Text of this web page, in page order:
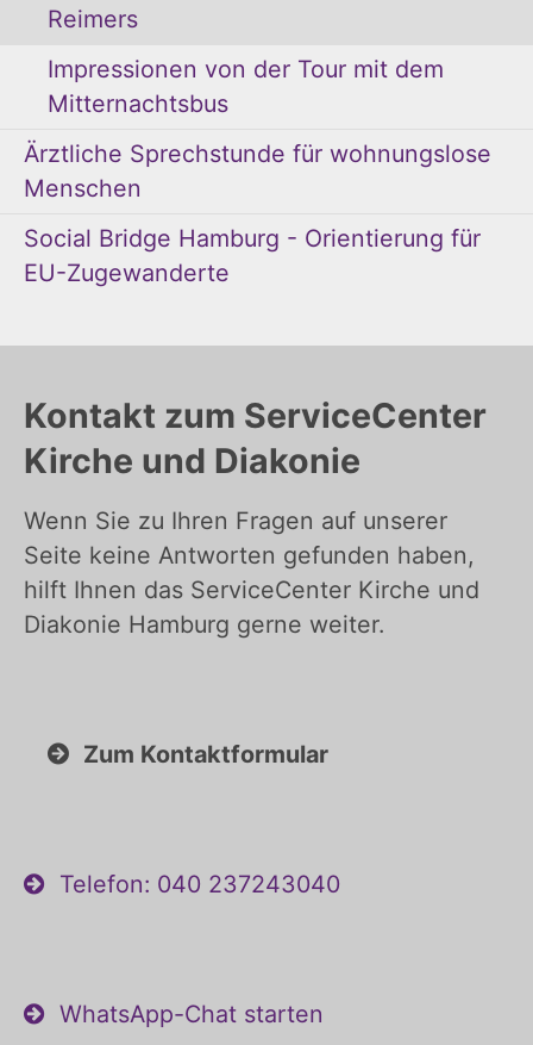
Reimers
Impressionen von der Tour mit dem
Mitternachtsbus
Ärztliche Sprechstunde für wohnungslose
Menschen
Social Bridge Hamburg - Orientierung für
EU-Zugewanderte
Kontakt zum ServiceCenter
Kirche und Diakonie
Wenn Sie zu Ihren Fragen auf unserer
Seite keine Antworten gefunden haben,
hilft Ihnen das ServiceCenter Kirche und
Diakonie Hamburg gerne weiter.
Zum Kontaktformular
Telefon: 040 237243040
WhatsApp-Chat starten